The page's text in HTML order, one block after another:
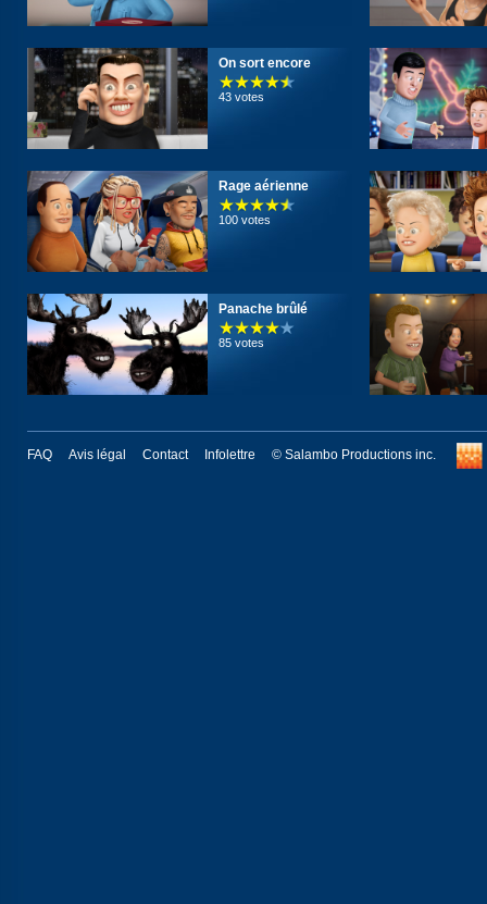
On sort encore
43 votes
Rage aérienne
100 votes
Panache brûlé
85 votes
FAQ Avis légal Contact Infolettre © Salambo Productions inc.